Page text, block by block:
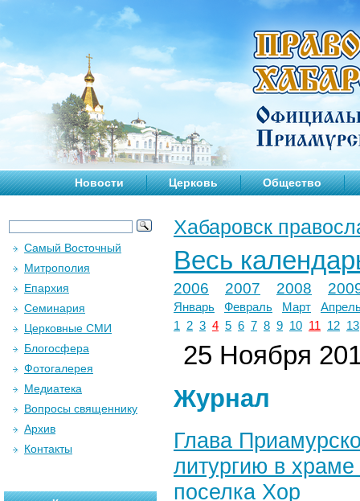
Новости Церковь Общество
Хабаровск
Весь
2006 2007 2008
Январь Февраль Март
1
2 3 4 5 6 7 8 9 10 11 12 13
25 Ноября
Журнал
Глава
литургию в храме
поселка Хор
Самый Восточный
Митрополия
Епархия
Семинария
Церковные СМИ
Блогосфера
Фотогалерея
Медиатека
Вопросы священнику
Архив
Контакты